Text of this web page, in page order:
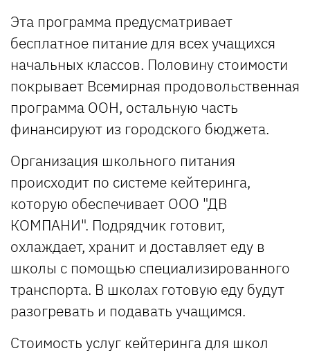
Эта программа предусматривает
бесплатное питание для всех учащихся
начальных классов. Половину стоимости
покрывает Всемирная продовольственная
программа ООН, остальную часть
финансируют из городского бюджета.
Организация школьного питания
происходит по системе кейтеринга,
которую обеспечивает ООО "ДВ
КОМПАНИ". Подрядчик готовит,
охлаждает, хранит и доставляет еду в
школы с помощью специализированного
транспорта. В школах готовую еду будут
разогревать и подавать учащимся.
Стоимость услуг кейтеринга для школ